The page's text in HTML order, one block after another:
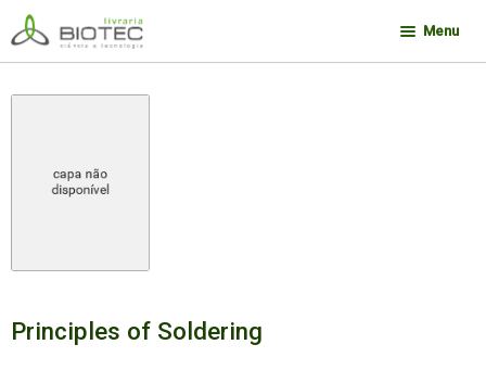
Pular
para
navegação
Pular
para
o
conteúdo
Menu
Principles of Soldering